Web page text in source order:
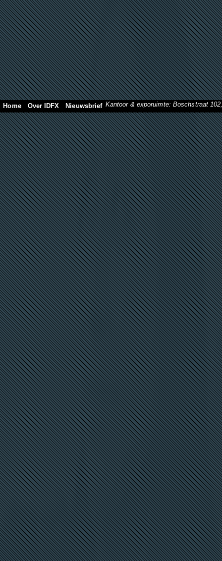
Home Over IDFX Nieuwsbrief Kantoor & exporuimte: Boschstraat